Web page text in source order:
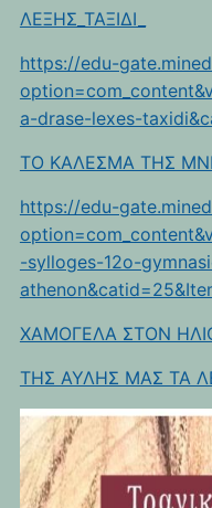
ΛΕΞΗΣ_ΤΑΞΙΔΙ_
https://edu-
a-drase-lexes-
TO KAΛEΣΜΑ ΤΗΣ
https://edu-
-sylloges-12o-
ΧΑΜΟΓΕΛΑ ΣΤΟΝ
ΤΗΣ ΑΥΛΗΣ ΜΑΣ ΤΑ